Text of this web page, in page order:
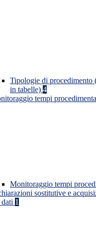
Tipologie di procedimento
in tabelle) 4
tempi
Monitoraggio tempi
sostitutive e
1